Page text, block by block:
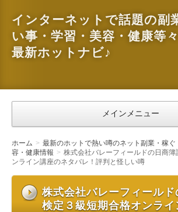
インターネットで話題の副
い事・学習・美容・健康等
最新ホットナビ♪
メインメニュー
ホーム
最新のホットで熱い噂のネット副業・稼
容・健康情報
株式会社バレーフィールドの日商
ンライン講座のネタバレ！評判と怪しい噂
株式会社バレーフィール
検定３級短期合格オンライ